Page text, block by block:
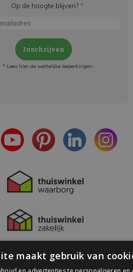
Op de hoogte blijven? *
Inschrijven
* Lees hier de wettelijke beperkingen
maakt gebruik van